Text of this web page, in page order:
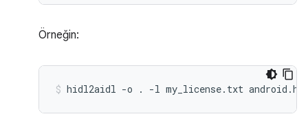
Örneğin:
hidl2aidl -o . -l my_license.txt